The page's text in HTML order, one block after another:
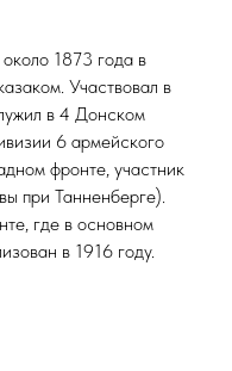
1873 года в
Участвовал в
в 4 Донском
6 армейского
фронте, участник
при Танненберге).
где в основном
в 1916 году.